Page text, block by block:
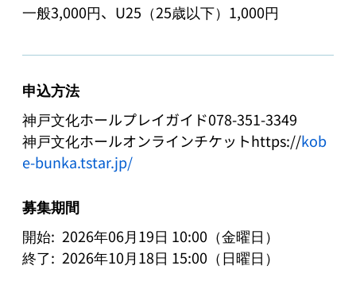
一般3,000円、U25（25歳以下）1,000円
申込方法
神戸文化ホールプレイガイド078-351-3349
神戸文化ホールオンラインチケットhttps://kob
e-bunka.tstar.jp/
募集期間
開始: 2026年06月19日 10:00（金曜日）
終了: 2026年10月18日 15:00（日曜日）